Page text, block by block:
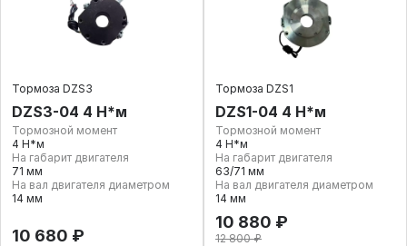
Тормоза DZS3
DZS3-04 4 Н*м
Тормозной момент
4 Н*м
На габарит двигателя
71 мм
На вал двигателя диаметром
14 мм
10 680 ₽
Тормоза DZS1
DZS1-04 4 Н*м
Тормозной момент
4 Н*м
На габарит двигателя
63/71 мм
На вал двигателя диаметром
14 мм
10 880 ₽
12 800 ₽